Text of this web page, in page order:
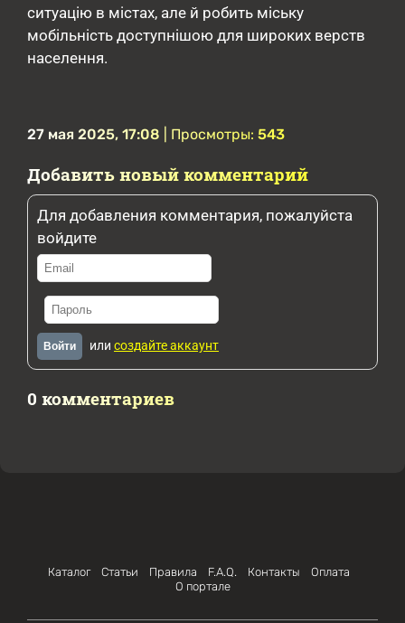
ситуацію в містах, але й робить міську
мобільність доступнішою для широких верств
населення.
27 мая 2025, 17:08 | Просмотры: 543
Добавить новый комментарий
Для добавления комментария, пожалуйста
войдите
Войти или создайте аккаунт
0 комментариев
Каталог Статьи Правила F.A.Q. Контакты
Оплата
О портале